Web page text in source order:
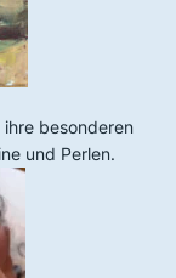
besonderen
und Perlen.